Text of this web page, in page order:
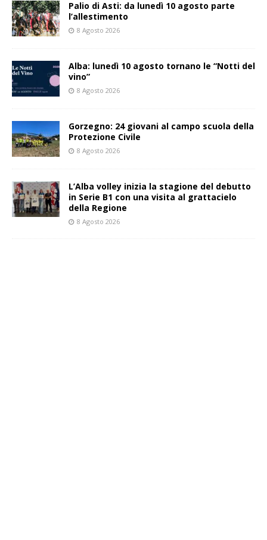
Palio di Asti: da lunedì 10 agosto parte
l’allestimento
8 Agosto 2026
Alba: lunedì 10 agosto tornano le “Notti del
vino”
8 Agosto 2026
Gorzegno: 24 giovani al campo scuola della
Protezione Civile
8 Agosto 2026
L’Alba volley inizia la stagione del debutto
in Serie B1 con una visita al grattacielo
della Regione
8 Agosto 2026